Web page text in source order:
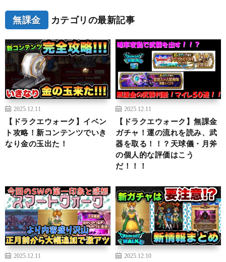
無課金 カテゴリの最新記事
2025.12.11
【ドラクエウォーク】イベン
ト攻略！新コンテンツでいき
なり金の玉出た！
2025.12.11
【ドラクエウォーク】無課金
ガチャ！運の流れを読み、武
器を取る！！？天球儀・月斧
の個人的な評価はこう
だ！！！
2025.12.11 2025.12.10